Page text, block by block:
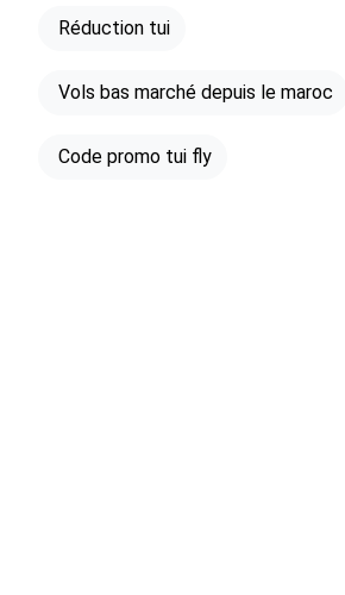
Réduction tui
Vols bas marché depuis le maroc
Code promo tui fly